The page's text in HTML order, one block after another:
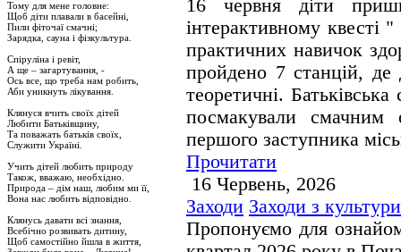
Тому для мене головне:
Щоб діти плавали в басейні,
Пили фіточаї смачні;
Зарядка, сауна і фізкультура.
Спіруліна і ревіт,
А ще – загартування, -
Ось все, що треба нам робить,
Аби уникнуть лікування.
Клянуся вчить своїх дітей
Любити Батьківщину,
Та поважать батьків своїх,
Служити Україні.
Учить дітей любить природу
Також, вважаю, необхідно.
Природа – дім наш, любим ми її,
Вона нас любить відповідно.
Клянусь давати всі знання,
Всебічно розвивать дитину,
Щоб самостійно йшла в життя,
16 червня діти
інтерактивному квесті
практичних навичок
пройдено 7 станцій,
теоретичні.
посмакували смачним
першого заступника
Прочитати
16 Червень, 2026
Заходи Заходи з
Пропонуємо для